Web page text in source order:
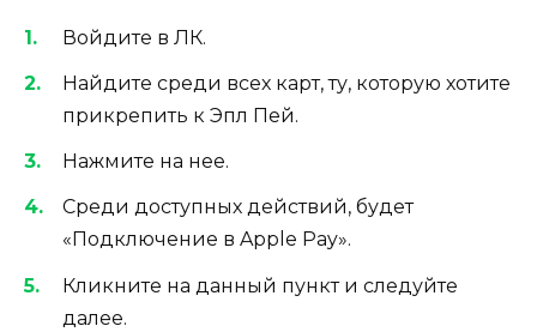
Войдите в ЛК.
Найдите среди всех карт, ту, которую хотите
прикрепить к Эпл Пей.
Нажмите на нее.
Среди доступных действий, будет
«Подключение в Apple Pay».
Кликните на данный пункт и следуйте
далее.